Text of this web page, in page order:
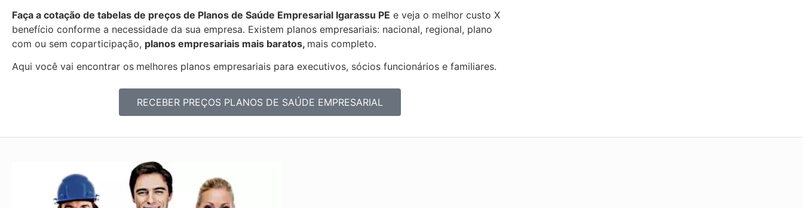
Faça a cotação de tabelas de preços de Planos de Saúde Empresarial Igarassu PE e veja o melhor custo X
benefício conforme a necessidade da sua empresa. Existem planos empresariais: nacional, regional, plano
com ou sem coparticipação, planos empresariais mais baratos, mais completo.
Aqui você vai encontrar os melhores planos empresariais para executivos, sócios funcionários e familiares.
RECEBER PREÇOS PLANOS DE SAÚDE EMPRESARIAL